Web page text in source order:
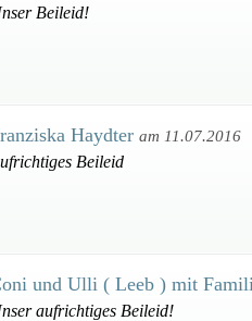
Beileid!
Haydter am 11.07.2016
Beileid
und Ulli ( Leeb ) mit
aufrichtiges Beileid!